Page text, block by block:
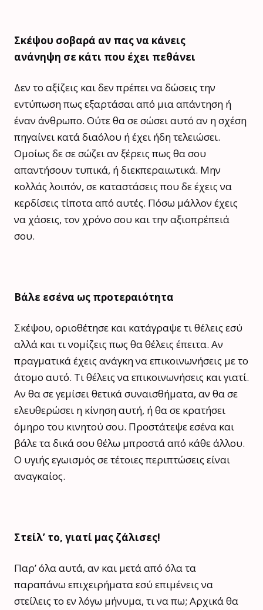
Σκέψου σοβαρά αν πας να κάνεις
ανάνηψη σε κάτι που έχει πεθάνει
Δεν το αξίζεις και δεν πρέπει να δώσεις την
εντύπωση πως εξαρτάσαι από μια απάντηση ή
έναν άνθρωπο. Ούτε θα σε σώσει αυτό αν η σχέση
πηγαίνει κατά διαόλου ή έχει ήδη τελειώσει.
Ομοίως δε σε σώζει αν ξέρεις πως θα σου
απαντήσουν τυπικά, ή διεκπεραιωτικά. Μην
κολλάς λοιπόν, σε καταστάσεις που δε έχεις να
κερδίσεις τίποτα από αυτές. Πόσω μάλλον έχεις
να χάσεις, τον χρόνο σου και την αξιοπρέπειά
σου.
Βάλε εσένα ως προτεραιότητα
Σκέψου, οριοθέτησε και κατάγραψε τι θέλεις εσύ
αλλά και τι νομίζεις πως θα θέλεις έπειτα. Αν
πραγματικά έχεις ανάγκη να επικοινωνήσεις με το
άτομο αυτό. Τι θέλεις να επικοινωνήσεις και γιατί.
Αν θα σε γεμίσει θετικά συναισθήματα, αν θα σε
ελευθερώσει η κίνηση αυτή, ή θα σε κρατήσει
όμηρο του κινητού σου. Προστάτεψε εσένα και
βάλε τα δικά σου θέλω μπροστά από κάθε άλλου.
Ο υγιής εγωισμός σε τέτοιες περιπτώσεις είναι
αναγκαίος.
Στείλ’ το, γιατί μας ζάλισες!
Παρ’ όλα αυτά, αν και μετά από όλα τα
παραπάνω επιχειρήματα εσύ επιμένεις να
στείλεις το εν λόγω μήνυμα, τι να πω; Αρχικά θα